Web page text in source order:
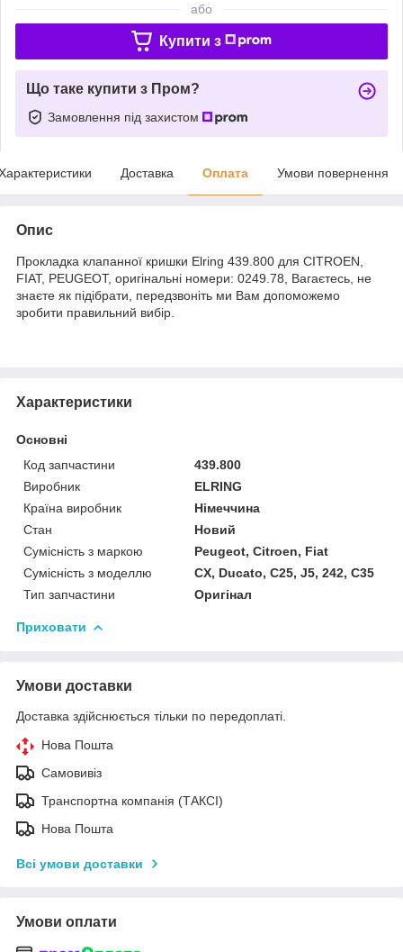
або
Купити з
Що таке купити з Пром?
Замовлення під захистом
Доставка Оплата Умови повернення
Опис
Прокладка клапанної кришки Elring 439.800 для CITROEN,
FIAT, PEUGEOT, оригінальні номери: 0249.78, Вагаєтесь, не
знаєте як підібрати, передзвоніть ми Вам допоможемо
зробити правильний вибір.
Характеристики
Основні
Код запчастини
439.800
Виробник
ELRING
Країна виробник
Німеччина
Стан
Новий
Сумісність з маркою
Peugeot, Citroen, Fiat
Сумісність з моделлю
CX, Ducato, C25, J5, 242, C35
Тип запчастини
Оригінал
Приховати
Умови доставки
Доставка здійснюється тільки по передоплаті.
Нова Пошта
Самовивіз
Транспортна компанія (ТАКСІ)
Нова Пошта
Всі умови доставки
Умови оплати